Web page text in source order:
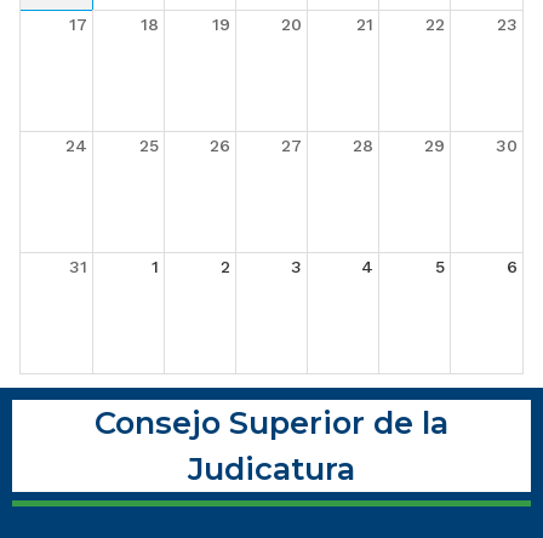
17 18 19 20 21 22 23
24 25 26 27 28 29 30
31 1 2 3 4 5 6
Consejo Superior de la
Judicatura